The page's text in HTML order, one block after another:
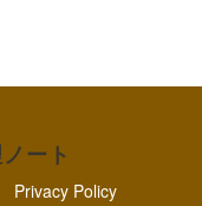
ート
Privacy Policy